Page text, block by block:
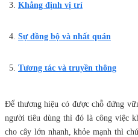
Khẳng định vị trí
Sự đồng bộ và nhất quán
Tương tác và truyền thông
Để thương hiệu có được chỗ đứng
người tiêu dùng thì đó là công việc
cho cây lớn nhanh, khỏe mạnh thì